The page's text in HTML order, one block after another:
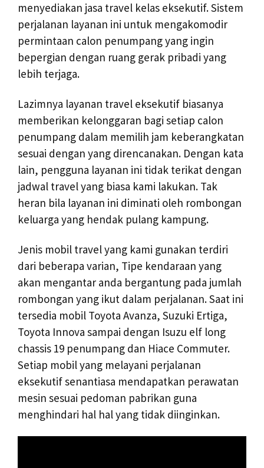
menyediakan jasa travel kelas eksekutif. Sistem
perjalanan layanan ini untuk mengakomodir
permintaan calon penumpang yang ingin
bepergian dengan ruang gerak pribadi yang
lebih terjaga.
Lazimnya layanan travel eksekutif biasanya
memberikan kelonggaran bagi setiap calon
penumpang dalam memilih jam keberangkatan
sesuai dengan yang direncanakan. Dengan kata
lain, pengguna layanan ini tidak terikat dengan
jadwal travel yang biasa kami lakukan. Tak
heran bila layanan ini diminati oleh rombongan
keluarga yang hendak pulang kampung.
Jenis mobil travel yang kami gunakan terdiri
dari beberapa varian, Tipe kendaraan yang
akan mengantar anda bergantung pada jumlah
rombongan yang ikut dalam perjalanan. Saat ini
tersedia mobil Toyota Avanza, Suzuki Ertiga,
Toyota Innova sampai dengan Isuzu elf long
chassis 19 penumpang dan Hiace Commuter.
Setiap mobil yang melayani perjalanan
eksekutif senantiasa mendapatkan perawatan
mesin sesuai pedoman pabrikan guna
menghindari hal hal yang tidak diinginkan.